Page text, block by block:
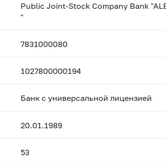
Public Joint-Stock Company Bank
"
7831000080
1027800000194
Банк с универсальной лицензией
20.01.1989
53